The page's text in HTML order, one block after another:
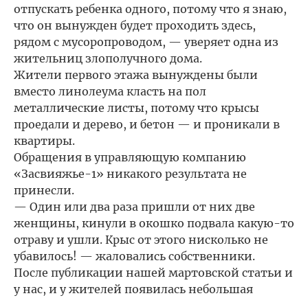
отпускать ребенка одного, потому что я знаю,
что он вынужден будет проходить здесь,
рядом с мусоропроводом, — уверяет одна из
жительниц злополучного дома.
Жители первого этажа вынуждены были
вместо линолеума класть на пол
металлические листы, потому что крысы
проедали и дерево, и бетон — и проникали в
квартиры.
Обращения в управляющую компанию
«Засвияжье-1» никакого результата не
принесли.
— Один или два раза пришли от них две
женщины, кинули в окошко подвала какую-то
отраву и ушли. Крыс от этого нисколько не
убавилось! — жаловались собственники.
После публикации нашей мартовской статьи и
у нас, и у жителей появилась небольшая